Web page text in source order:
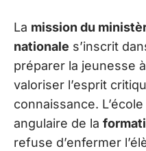
La mission du
nationale s’inscrit
préparer la jeunesse
valoriser l’esprit
connaissance.
angulaire de la
refuse d’enfermer